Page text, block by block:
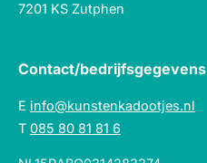
7201 KS Zutphen
Contact/bedrijfsgegevens
E info@kunstenkadootjes.nl
T 085 80 81 81 6